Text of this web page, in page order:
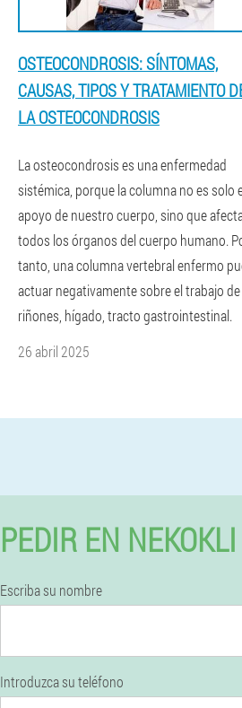
OSTEOCONDROSIS: SÍNTOMAS,
CAUSAS, TIPOS Y TRATAMIENTO
LA OSTEOCONDROSIS
La osteocondrosis es una enfermedad
sistémica, porque la columna no es solo
apoyo de nuestro cuerpo, sino que
todos los órganos del cuerpo humano.
tanto, una columna vertebral enfermo
actuar negativamente sobre el trabajo de
riñones, hígado, tracto gastrointestinal.
26 abril 2025
PEDIR EN
Escriba su nombre
Introduzca su teléfono